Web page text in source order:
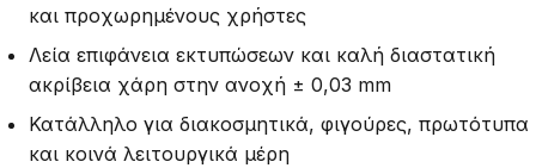
και προχωρημένους χρήστες
Λεία επιφάνεια εκτυπώσεων και καλή διαστατική
ακρίβεια χάρη στην ανοχή ± 0,03 mm
Κατάλληλο για διακοσμητικά, φιγούρες, πρωτότυπα
και κοινά λειτουργικά μέρη